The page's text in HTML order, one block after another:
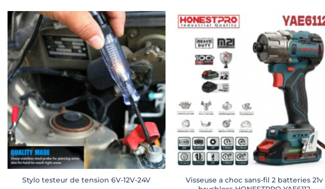
Stylo testeur de tension 6V-12V-24V
Visseuse a choc sans-fil 2 batteries 21v